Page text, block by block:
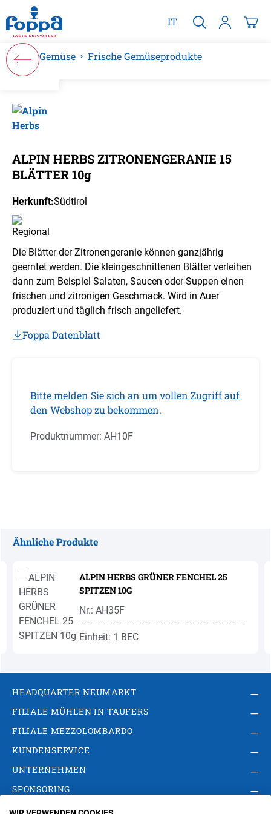
springen
IT
Gemüse Frische Gemüseprodukte
ALPIN HERBS ZITRONENGERANIE 15
BLÄTTER 10g
Herkunft:Südtirol
Die Blätter der Zitronengeranie können ganzjährig
geerntet werden. Die kleingeschnittenen Blätter verleihen
dann zum Beispiel Salaten, Saucen oder Suppen einen
frischen und zitronigen Geschmack. Wird in Auer
produziert und täglich frisch angeliefert.
Foppa Datenblatt
Bitte melden Sie sich an um vollen Zugriff auf
den Webshop zu bekommen.
Produktnummer: AH10F
Ähnliche Produkte
ALPIN HERBS GRÜNER FENCHEL 25
SPITZEN 10G
Nr.: AH35F
Einheit: 1 BEC
HEADQUARTER NEUMARKT
FILIALE MÜHLEN IN TAUFERS
FILIALE MEZZOLOMBARDO
KUNDENSERVICE
UNTERNEHMEN
SPONSORING